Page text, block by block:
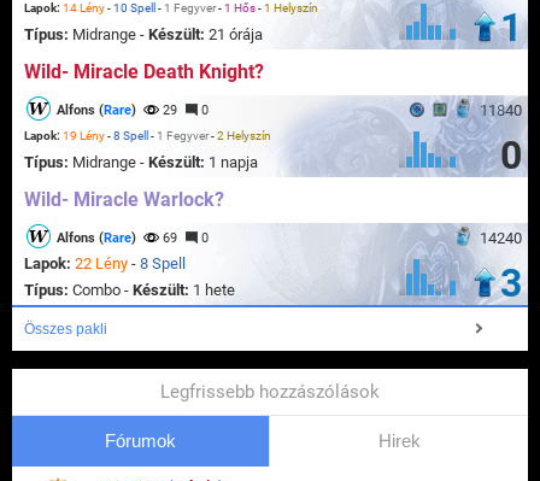
Lapok: 14 Lény-10 Spell - 1 Fegyver-1 Hős-1 Helyszín
Típus: Midrange - Készült: 21 órája 1
Wild- Miracle Death Knight?
11840
Alfons (Rare) 29 0
Lapok: 19 Lény-8 Spell - 1 Fegyver-2 Helyszín
Típus: Midrange - Készült: 1 napja 0
Wild- Miracle Warlock?
14240
Alfons (Rare) 69 0
Lapok: 22 Lény - 8 Spell
Típus: Combo - Készült: 1 hete 3
Összes pakli
Legfrissebb hozzászólások
Fórumok Hirek